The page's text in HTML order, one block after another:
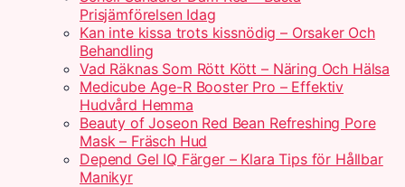
Prisjämförelsen Idag
Kan inte kissa trots kissnödig – Orsaker Och
Behandling
Vad Räknas Som Rött Kött – Näring Och Hälsa
Medicube Age-R Booster Pro – Effektiv
Hudvård Hemma
Beauty of Joseon Red Bean Refreshing Pore
Mask – Fräsch Hud
Depend Gel IQ Färger – Klara Tips för Hållbar
Manikyr